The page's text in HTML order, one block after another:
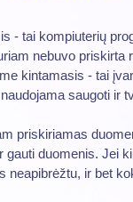
- tai kompiuterių
nebuvo priskirta
kintamasis - tai
saugoti ir
priskiriamas
gauti duomenis. Jei
neapibrėžtu, ir bet